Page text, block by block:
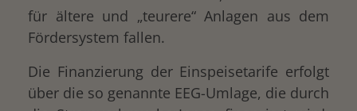
für ältere und „teurere“ Anlagen aus dem
Fördersystem fallen.
Die Finanzierung der Einspeisetarife erfolgt
über die so genannte EEG-Umlage, die durch